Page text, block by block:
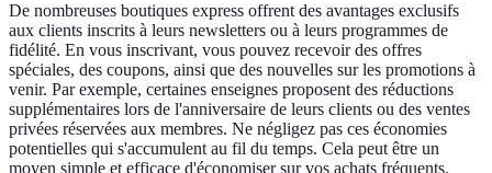
De nombreuses boutiques express offrent des avantages exclusifs
aux clients inscrits à leurs newsletters ou à leurs programmes de
fidélité. En vous inscrivant, vous pouvez recevoir des offres
spéciales, des coupons, ainsi que des nouvelles sur les promotions à
venir. Par exemple, certaines enseignes proposent des réductions
supplémentaires lors de l'anniversaire de leurs clients ou des ventes
privées réservées aux membres. Ne négligez pas ces économies
potentielles qui s'accumulent au fil du temps. Cela peut être un
moyen simple et efficace d'économiser sur vos achats fréquents.